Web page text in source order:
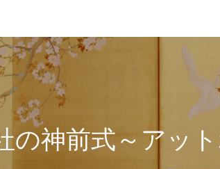
の神前式～アッ